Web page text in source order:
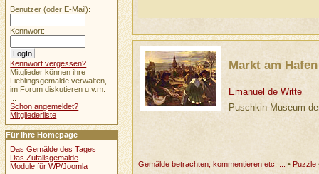
Markt am Hafen
Emanuel de Witte
Puschkin-Museum
Gemälde betrachten, kommentieren etc. ... • Puzzle
Benutzer (oder E-Mail):
Kennwort:
Kennwort vergessen?
Mitglieder können ihre
Lieblingsgemälde verwalten,
im Forum diskutieren u.v.m.
Schon angemeldet?
Mitgliederliste
Für Ihre Homepage
Das Gemälde des Tages
Das Zufallsgemälde
Module für WP/Joomla